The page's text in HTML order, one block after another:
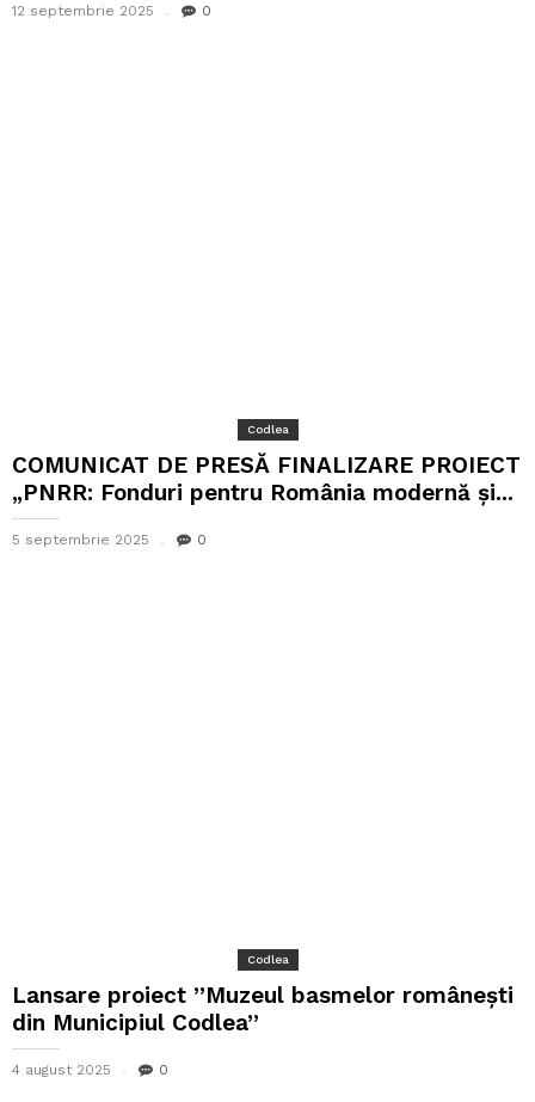
12 septembrie 2025 0
Codlea
COMUNICAT DE PRESĂ FINALIZARE PROIECT
„PNRR: Fonduri pentru România modernă și...
5 septembrie 2025 0
Codlea
Lansare proiect ”Muzeul basmelor românești
din Municipiul Codlea”
4 august 2025 0